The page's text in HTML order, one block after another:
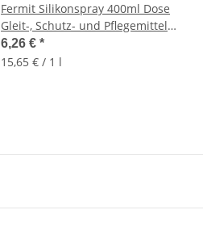
Fermit Silikonspray 400ml Dose
Gleit-, Schutz- und Pflegemittel
für Kunststoff
6,26 € *
15,65 € / 1 l